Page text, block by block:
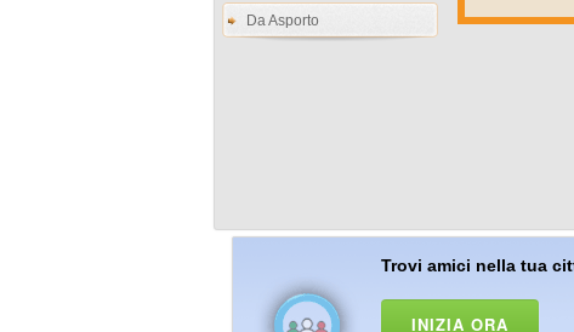
Da Asporto
Trovi amici nella tua
INIZIA ORA